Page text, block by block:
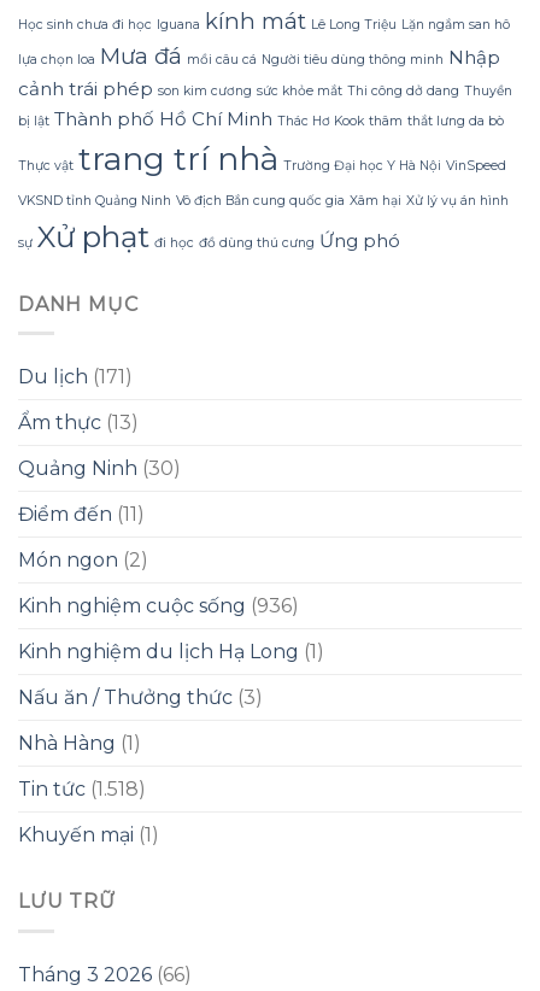
đều
Học sinh chưa đi học Iguana kính mát Lê Long Triệu Lặn ngắm san hô
lựa chọn loa Mưa đá mồi câu cá Người tiêu dùng thông minh Nhập
cảnh trái phép son kim cương sức khỏe mắt Thi công dở dang Thuyền
bị lật Thành phố Hồ Chí Minh Thác Hơ Kook thâm thắt lưng da bò
Thực vật trang trí nhà Trường Đại học Y Hà Nội VinSpeed
VKSND tỉnh Quảng Ninh Vô địch Bắn cung quốc gia Xâm hại Xử lý vụ án hình
sự Xử phạt đi học đồ dùng thú cưng Ứng phó
DANH MỤC
Du lịch (171)
Ẩm thực (13)
Quảng Ninh (30)
Điểm đến (11)
Món ngon (2)
Kinh nghiệm cuộc sống (936)
Kinh nghiệm du lịch Hạ Long (1)
Nấu ăn / Thưởng thức (3)
Nhà Hàng (1)
Tin tức (1.518)
Khuyến mại (1)
LƯU TRỮ
Tháng 3 2026 (66)